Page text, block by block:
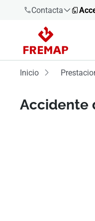
Contacta
900 61 00
61
919 61 61
Inicio
Accidente